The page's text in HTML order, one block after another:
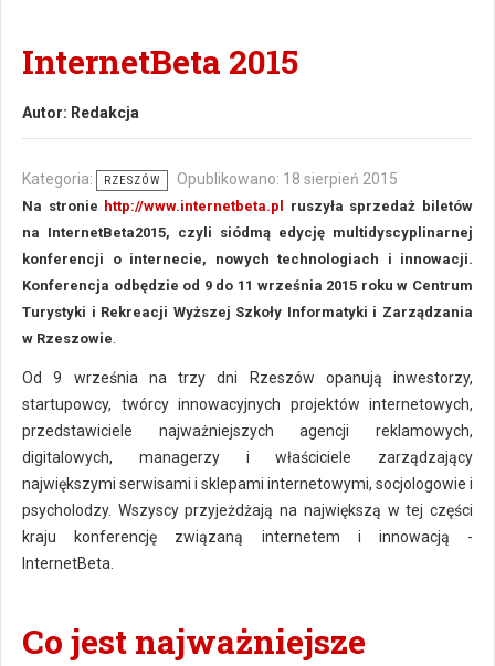
InternetBeta 2015
Autor: Redakcja
Kategoria: RZESZÓW Opublikowano: 18 sierpień 2015
Na stronie http://www.internetbeta.pl
ruszyła sprzedaż biletów
na InternetBeta2015, czyli siódmą edycję multidyscyplinarnej
konferencji o internecie, nowych technologiach i innowacji.
Konferencja odbędzie od 9 do 11 września 2015 roku w Centrum
Turystyki i Rekreacji Wyższej Szkoły Informatyki i Zarządzania
w Rzeszowie.
Od 9 września na trzy dni Rzeszów opanują inwestorzy,
startupowcy, twórcy innowacyjnych projektów internetowych,
przedstawiciele najważniejszych agencji reklamowych,
digitalowych, managerzy i właściciele zarządzający
największymi serwisami i sklepami internetowymi, socjologowie i
psycholodzy. Wszyscy przyjeżdżają na największą w tej części
kraju konferencję związaną internetem i innowacją -
InternetBeta.
Co jest najważniejsze